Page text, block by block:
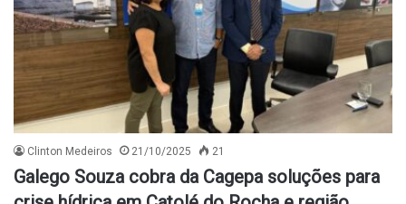
Clinton Medeiros 21/10/2025 21
Galego Souza cobra da Cagepa soluções para